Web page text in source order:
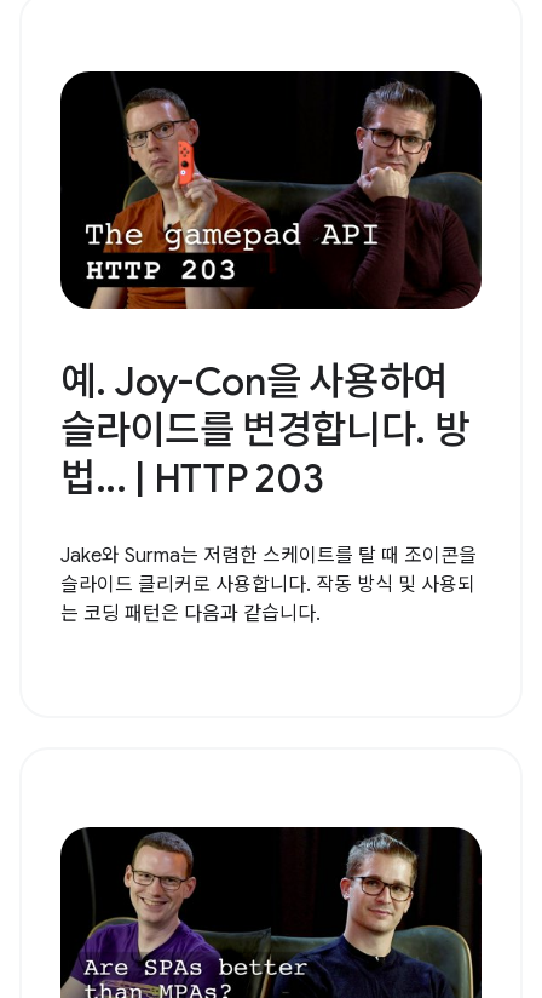
예. Joy-Con을 사용하여
슬라이드를 변경합니다. 방
법... | HTTP 203
Jake와 Surma는 저렴한 스케이트를 탈 때 조이콘을
슬라이드 클리커로 사용합니다. 작동 방식 및 사용되
는 코딩 패턴은 다음과 같습니다.